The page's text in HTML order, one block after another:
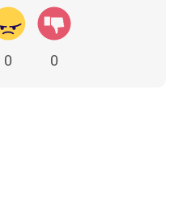
0 0